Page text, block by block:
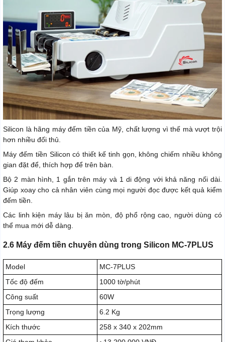
Silicon là hãng máy đếm tiền của Mỹ, chất lượng vì thế mà vượt trội
hơn nhiều đối thủ.
Máy đếm tiền Silicon có thiết kế tinh gọn, không chiếm nhiều không
gian đặt để, thích hợp để trên bàn.
Bộ 2 màn hình, 1 gắn trên máy và 1 di động với khả năng nối dài.
Giúp xoay cho cả nhân viên cùng mọi người đọc được kết quả kiểm
đếm tiền.
Các linh kiện máy lâu bị ăn mòn, độ phổ rộng cao, người dùng có
thể mua mới dễ dàng.
2.6 Máy đếm tiền chuyên dùng trong Silicon MC-7PLUS
Model
MC-7PLUS
Tốc độ đếm
1000 tờ/phút
Công suất
60W
Trọng lượng
6.2 Kg
Kích thước
258 x 340 x 202mm